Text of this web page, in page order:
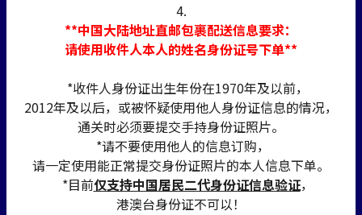
4.
**中国大陆地址直邮包裹配送信息要求：
请使用收件人本人的姓名身份证号下单**
*收件人身份证出生年份在1970年及以前，
2012年及以后，或被怀疑使用他人身份证信息的情况，
通关时必须要提交手持身份证照片。
*请不要使用他人的信息订购，
请一定使用能正常提交身份证照片的本人信息下单。
*目前仅支持中国居民二代身份证信息验证，
港澳台身份证不可以！